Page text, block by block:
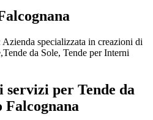
specializzata in creazioni di
da Sole, Tende per Interni
per Tende da
Falcognana